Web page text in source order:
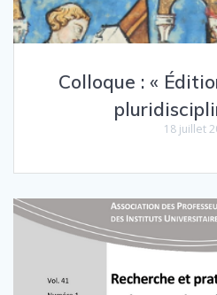
Colloque : «
18 juillet